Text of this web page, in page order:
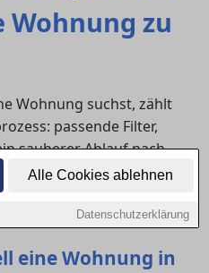
Alle Cookies ablehnen
Datenschutzerklärung
zu
Wohnung suchst, zählt
passende Filter,
sauberer Ablauf nach
folgenden Fragen sind
kurze, umsetzbare
eine Wohnung in